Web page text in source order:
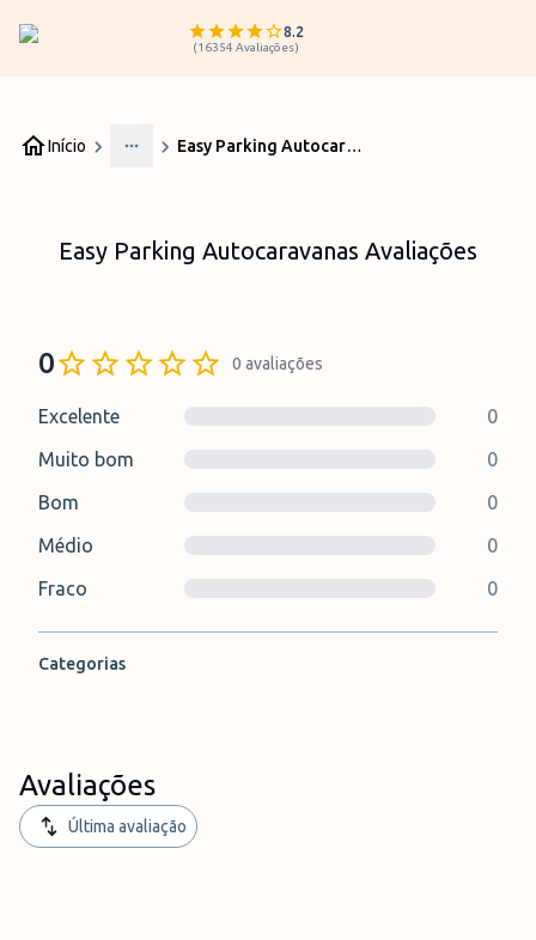
8.2
(16354 Avaliações)
Início
More
Easy Parking Autocaravanas Avaliações
Easy Parking Autocaravanas Avaliações
0 0 avaliações
Excelente
0
Muito bom
0
Bom
0
Médio
0
Fraco
0
Categorias
Avaliações
Última avaliação